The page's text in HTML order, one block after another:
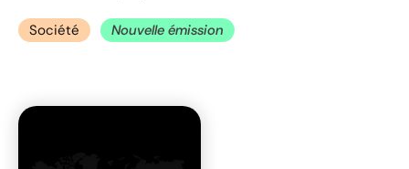
Société Nouvelle émission